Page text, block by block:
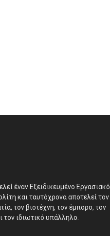
έναν Εξειδικευμένο Εργασιακό
και ταυτόχρονα αποτελεί τον
τον βιοτέχνη, τον έμπορο, τον
τον ιδιωτικό υπάλληλο.